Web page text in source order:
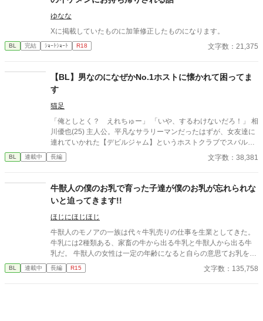
ゆなな
Xに掲載していたものに加筆修正したものになります。
BL 完結 ｼｮｰﾄｼｮｰﾄ R18 文字数：21,375
【BL】男なのになぜかNo.1ホストに懐かれて困ってま
す
猫足
「俺としとく？ えれちゅー」 「いや、するわけないだろ！」 相
川優也(25) 主人公。平凡なサラリーマンだったはずが、女友達に
連れていかれた【デビルジャム】というホストクラブでスバルと
出会ったのが運の尽き。 碧スバル(21) 指名ナンバーワンの美形ホ
スト。自称博愛主義者。優也に懐いてつきまとう。その真意は今
金払ってどーすんだよ！」 「スバル、お前なにいってん
の……？」 冗談？本気？二人の結末は？ 美形病みホス×平凡サラ
リーマンの、友情か愛情かよくわからない日常。 ※現在、続編連
載再開に向けて、超大幅加筆修正中です。読んでくださっていた
皆様にはご迷惑をおかけします。追加シーンがたくさんあるの
で、少しでも楽しんでいただければ幸いです。
BL 連載中 長編 文字数：38,381
牛獣人の僕のお乳で育った子達が僕のお乳が忘れられな
いと迫ってきます!!
ほじにほじほじ
牛獣人のモノアの一族は代々牛乳売りの仕事を生業としてきた。
牛乳には2種類ある、家畜の牛から出る牛乳と牛獣人から出る牛
乳だ。 牛獣人の女性は一定の年齢になると自らの意思てお乳を出
すことが出来る。 そして、僕たち家族普段は家畜の牛の牛乳を売
っているが母と姉達の牛乳は濃厚で喉越しや舌触りが良いお貴族
BL 連載中 長編 R15 文字数：135,758